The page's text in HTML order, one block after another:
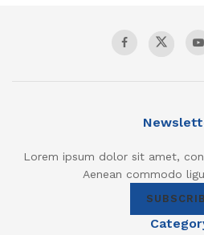
Lorem ipsum dolor sit amet,
Aenean commodo